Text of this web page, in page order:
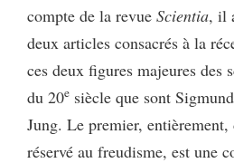
compte de la revue Scientia, il
deux articles consacrés à la
ces deux figures majeures des
du 20e siècle que sont
Jung. Le premier, entièrement,
réservé au freudisme, est une